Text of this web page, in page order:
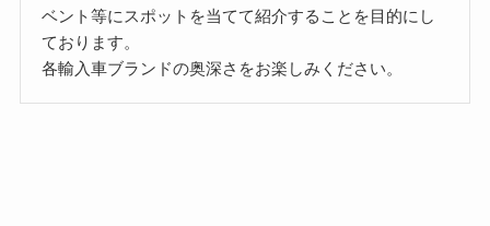
ベント等にスポットを当てて紹介することを目的にし
ております。
各輸入車ブランドの奥深さをお楽しみください。